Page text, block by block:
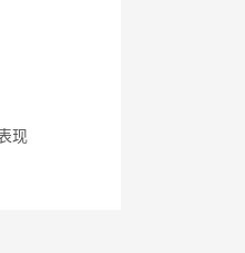
现